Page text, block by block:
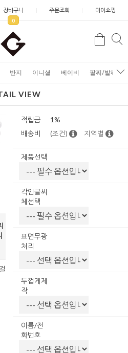
장바구니
0
주문조회 마이쇼핑
검
반지 이니셜 베이비 팔찌/발찌
VIEW
적립금
1%
배송비
(조건) 지역별
제품선택
각인글씨
체선택
표면무광
처리
두껍게제
작
이름/전
화번호